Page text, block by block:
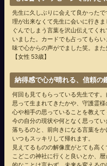
先生に久しぶりに会えて良かった
理が出来なくて先生に会いに行き
ぐんでしまう言葉を沢山伝えてく
いました。カードでも占ってもら
味で心からの声がでました笑。また
【女性 53歳】
納得感で心が晴れる、信頼の
何回も見てもらっている先生です
思って生まれてきたかや、守護霊
心や相手の思っていることを教えて
今の自分の現状や何となく思って
落ちるのと、前向きになる言葉を
いつもスッキリして帰れます。
見えてるものの解像度がとても高
こどこの神社に行くと良いとか、